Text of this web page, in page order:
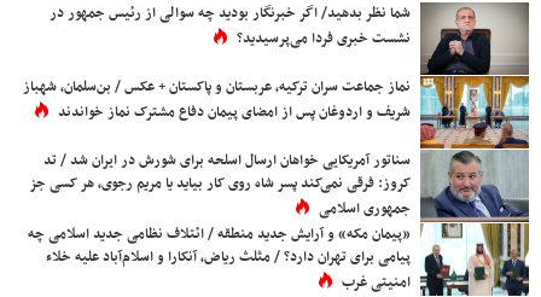
شما نظر بدهید/ اگر خبرنگار بودید چه سوالی از رئیس جمهور در
نشست خبری فردا می‌پرسیدید؟
نماز جماعت سران ترکیه، عربستان و پاکستان + عکس / بن‌سلمان، شهباز
شریف و اردوغان پس از امضای پیمان دفاع مشترک نماز خواندند
سناتور آمریکایی خواهان ارسال اسلحه برای شورش در ایران شد / تد
کروز: فرقی نمی‌کند پسر شاه روی کار بیاید یا مریم رجوی، هر کسی جز
جمهوری اسلامی
«پیمان مکه» و آرایش جدید منطقه / ائتلاف نظامی جدید اسلامی چه
پیامی برای تهران دارد؟ / مثلث ریاض، آنکارا و اسلام‌آباد علیه خلاء
امنیتی غرب